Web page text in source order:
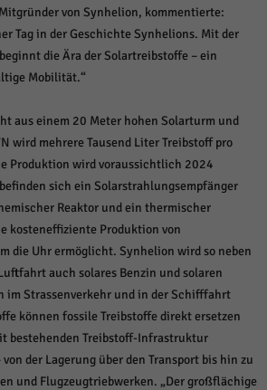
von Synhelion, kommentierte:
Tag in der Geschichte Synhelions. Mit der
die Ära der Solartreibstoffe – ein
Mobilität.“
aus einem 20 Meter hohen Solarturm und
wird mehrere Tausend Liter Treibstoff pro
Produktion wird voraussichtlich 2024
sich ein Solarstrahlungsempfänger
Reaktor und ein thermischer
kosteneffiziente Produktion von
die Uhr ermöglicht. Synhelion wird so neben
auch solares Benzin und solaren
im Strassenverkehr und in der Schifffahrt
können fossile Treibstoffe direkt ersetzen
bestehenden Treibstoff-Infrastruktur
der Lagerung über den Transport bis hin zu
und Flugzeugtriebwerken. „Der großflächige
Informationen anzeigen
Cookies von externen Medien akzeptiert
auf diese Inhalte keiner manuellen Einwilligung
Datenschutzerklärung